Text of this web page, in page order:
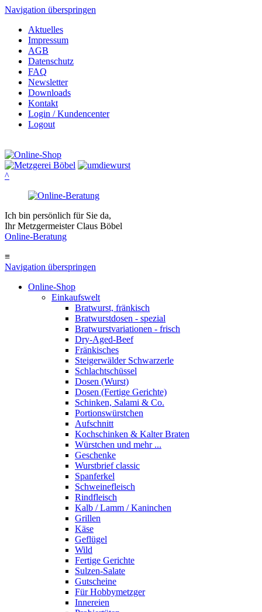
Navigation überspringen
Aktuelles
Impressum
AGB
Datenschutz
FAQ
Newsletter
Downloads
Kontakt
Login / Kundencenter
Logout
^
Ich bin persönlich für Sie da,
Ihr Metzgermeister Claus Böbel
Online-Beratung
≡
Navigation überspringen
Online-Shop
Einkaufswelt
Bratwurst, fränkisch
Bratwurst­dosen - spezial
Bratwurst­variationen - frisch
Dry-Aged-Beef
Fränkisches
Steigerwälder Schwarzerle
Schlacht­schüssel
Dosen (Wurst)
Dosen (Fertige Gerichte)
Schinken, Salami & Co.
Portions­würstchen
Aufschnitt
Kochschinken & Kalter Braten
Würstchen und mehr ...
Geschenke
Wurstbrief classic
Spanferkel
Schweine­fleisch
Rindfleisch
Kalb / Lamm / Kaninchen
Grillen
Käse
Geflügel
Wild
Fertige Gerichte
Sulzen-Salate
Gutscheine
Für Hobbymetzger
Innereien